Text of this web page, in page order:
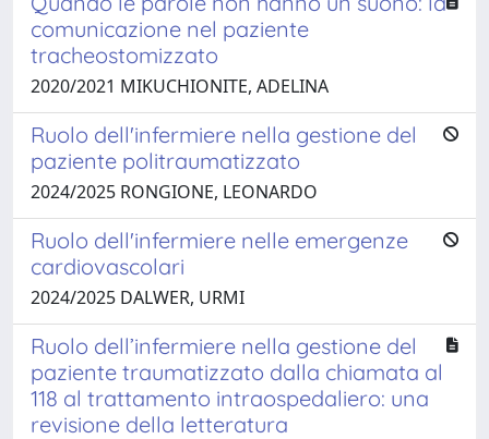
comunicazione nel paziente
tracheostomizzato
2020/2021 MIKUCHIONITE, ADELINA
Ruolo dell'infermiere nella gestione del
paziente politraumatizzato
2024/2025 RONGIONE, LEONARDO
Ruolo dell'infermiere nelle emergenze
cardiovascolari
2024/2025 DALWER, URMI
Ruolo dell’infermiere nella gestione del
paziente traumatizzato dalla chiamata al
118 al trattamento intraospedaliero: una
revisione della letteratura